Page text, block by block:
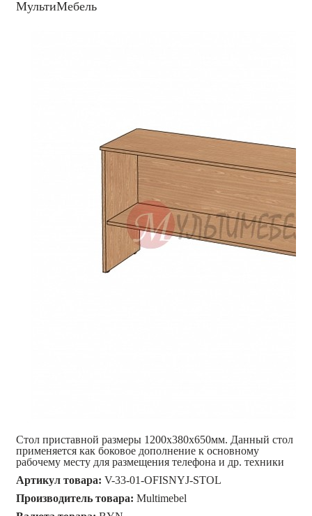
МультиМебель
Стол приставной размеры 1200х380х650мм. Данный стол
применяется как боковое дополнение к основному
рабочему месту для размещения телефона и др. техники
Артикул товара: V-33-01-OFISNYJ-STOL
Производитель товара: Multimebel